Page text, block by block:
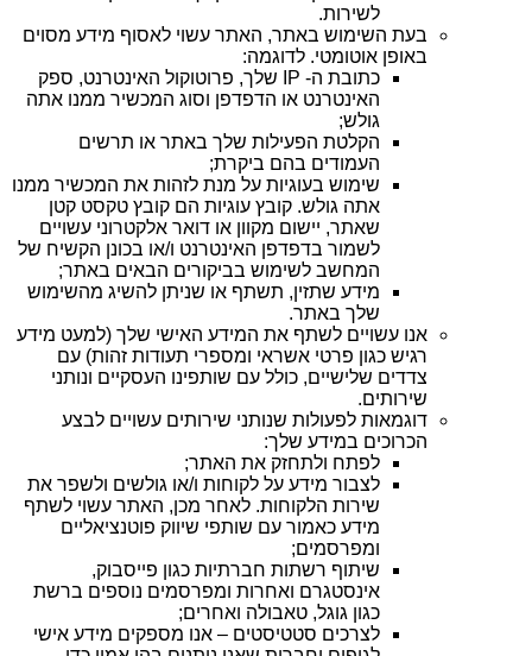
לשירות.
בעת השימוש באתר, האתר עשוי לאסוף מידע מסוים
באופן אוטומטי. לדוגמה:
כתובת ה- IP שלך, פרוטוקול האינטרנט, ספק
האינטרנט או הדפדפן וסוג המכשיר ממנו אתה
גולש;
הקלטת הפעילות שלך באתר או תרשים
העמודים בהם ביקרת;
שימוש בעוגיות על מנת לזהות את המכשיר ממנו
אתה גולש. קובץ עוגיות הם קובץ טקסט קטן
שאתר, יישום מקוון או דואר אלקטרוני עשויים
לשמור בדפדפן האינטרנט ו/או בכונן הקשיח של
המחשב לשימוש בביקורים הבאים באתר;
מידע שתזין, תשתף או שניתן להשיג מהשימוש
שלך באתר.
אנו עשויים לשתף את המידע האישי שלך (למעט מידע
רגיש כגון פרטי אשראי ומספרי תעודות זהות) עם
צדדים שלישיים, כולל עם שותפינו העסקיים ונותני
שירותים.
דוגמאות לפעולות שנותני שירותים עשויים לבצע
הכרוכים במידע שלך:
לפתח ולתחזק את האתר;
לצבור מידע על לקוחות ו/או גולשים ולשפר את
שירות הלקוחות. לאחר מכן, האתר עשוי לשתף
מידע כאמור עם שותפי שיווק פוטנציאליים
ומפרסמים;
שיתוף רשתות חברתיות כגון פייסבוק,
אינסטגרם ואחרות ומפרסמים נוספים ברשת
כגון גוגל, טאבולה ואחרים;
לצרכים סטטיסטים – אנו מספקים מידע אישי